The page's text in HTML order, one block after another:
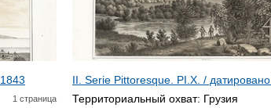
1843
1 страница
II. Serie Pittoresque. PI.X. / датировано
Территориальный охват: Грузия